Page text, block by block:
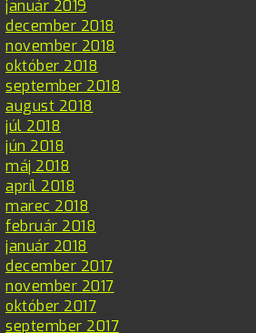
január 2019
december 2018
november 2018
október 2018
september 2018
august 2018
júl 2018
jún 2018
máj 2018
apríl 2018
marec 2018
február 2018
január 2018
december 2017
november 2017
október 2017
september 2017